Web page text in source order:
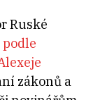
Ruské
podle
zákonů a